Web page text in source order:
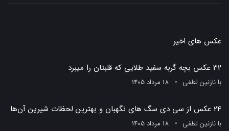
عکس های اخیر
32 عکس بچه گربه سفید طلایی که قلبتان را میبرد
بانازنین لطفی 18 مرداد 1405
24 عکس از سی دی سگ های نگهبان و بهترین لحظات شیرین آن‌ها
بانازنین لطفی 18 مرداد 1405